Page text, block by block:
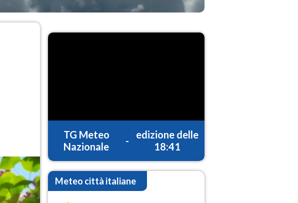
TG Meteo
Nazionale
-
edizione delle
18:41
Meteo città italiane